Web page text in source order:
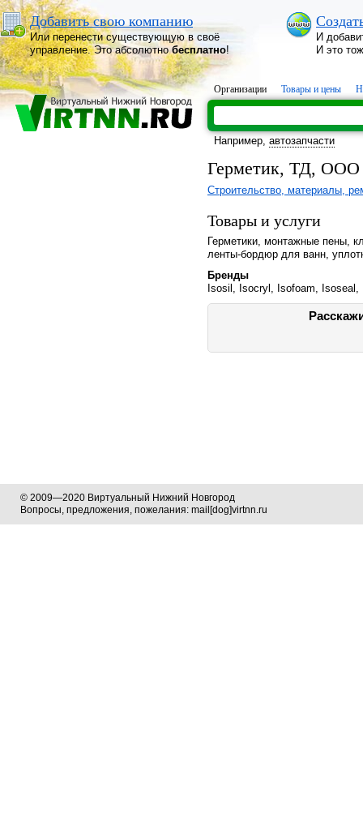
Добавить свою компанию
Или перенести существующую в своё
управление. Это абсолютнобесплатно!
И
И это
Организации Товары и цены
Например, автозапчасти
Герметик, ТД, ООО
Строительство, материалы,
Товары и услуги
Герметики, монтажные пены,
ленты-бордюр для ванн,
Бренды
Isosil, Isocryl, Isofoam,
© 2009—2020 Виртуальный Нижний Новгород
Вопросы, предложения, пожелания: mail[dog]virtnn.ru